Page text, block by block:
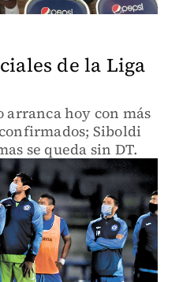
de la Liga
arranca hoy con más
Siboldi
se queda sin DT.